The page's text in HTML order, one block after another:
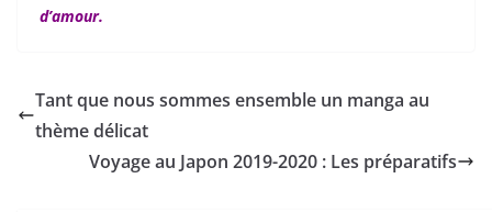
d’amour.
Tant que nous sommes ensemble un manga au
thème délicat
Voyage au Japon 2019-2020 : Les préparatifs